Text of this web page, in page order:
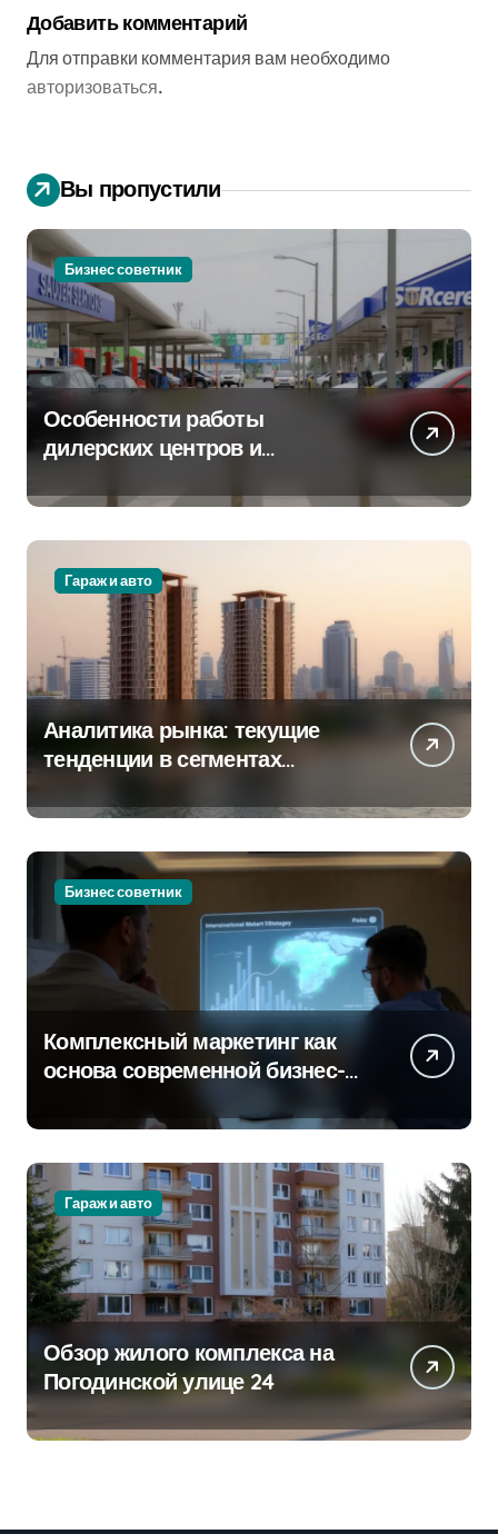
Добавить комментарий
Для отправки комментария вам необходимо
авторизоваться.
Вы пропустили
Бизнес советник
Особенности работы
дилерских центров и
крупных проспектах
Гараж и авто
Аналитика рынка: текущие
тенденции в сегментах
Бизнес советник
Комплексный маркетинг как
основа современной бизнес-
Гараж и авто
Обзор жилого комплекса на
Погодинской улице 24